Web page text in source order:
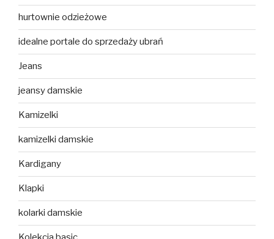
hurtownie odzieżowe
idealne portale do sprzedaży ubrań
Jeans
jeansy damskie
Kamizelki
kamizelki damskie
Kardigany
Klapki
kolarki damskie